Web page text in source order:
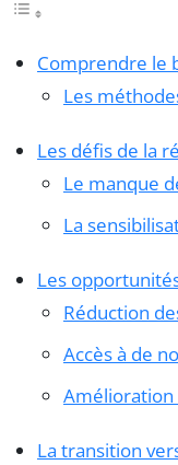
Comprendre le
Les
Les défis de la
Le manque
La
Les
Réduction
Accès à de
Amélioration
La transition